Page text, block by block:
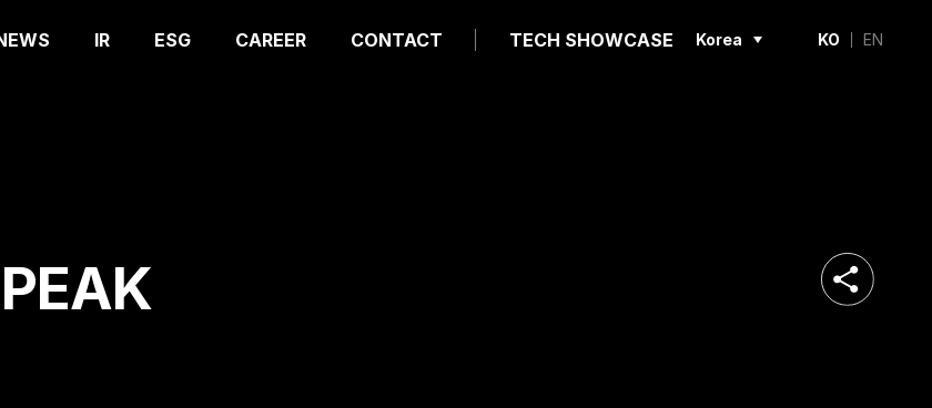
IR ESG CAREER CONTACT TECH SHOWCASE Korea KO EN
공유하기